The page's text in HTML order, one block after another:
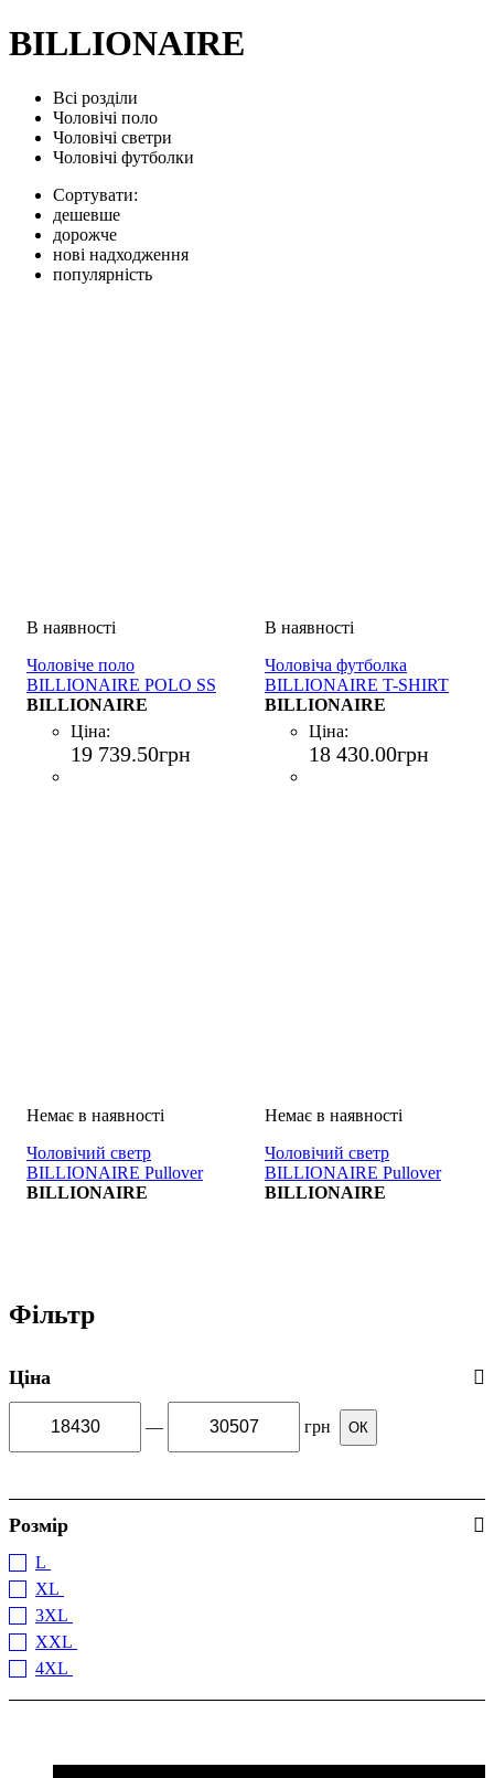
BILLIONAIRE
Всі розділи
Чоловічі поло
Чоловічі светри
Чоловічі футболки
Сортувати:
дешевше
дорожче
нові надходження
популярність
Чоловіче поло
BILLIONAIRE POLO SS
NERO
BILLIONAIRE
Ціна:
19 739.50грн
Чоловіча футболка
BILLIONAIRE T-SHIRT
ROUND NECK SS NERO
BILLIONAIRE
Ціна:
18 430.00грн
Чоловічий светр
BILLIONAIRE Pullover
Round Neck LS Crest BLU
BILLIONAIRE
Чоловічий светр
BILLIONAIRE Pullover
Round Neck LS Double B
BILLIONAIRE
Фільтр
Ціна
— грн ОК
Розмір
L
XL
3XL
XXL
4XL